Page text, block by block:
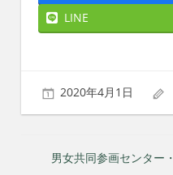
代
に
ぐ
豊
な
LINE
2020年4月1日
投
男女共同参画センター